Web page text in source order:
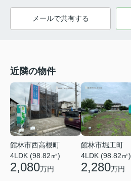
メールで共有する
近隣の物件
館林市西高根町
4LDK (98.82㎡)
2,080万円
館林市堀工町
4LDK (98.82㎡)
2,280万円